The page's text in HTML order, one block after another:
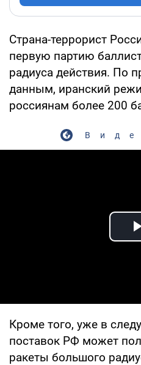
Страна-террорист
первую партию
радиуса действия. По
данным, иранский
россиянам более 200
Кроме того, уже в
поставок РФ может
ракеты большого